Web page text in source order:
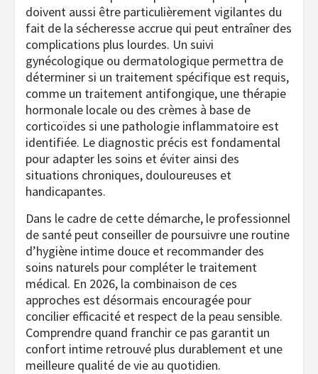
doivent aussi être particulièrement vigilantes du
fait de la sécheresse accrue qui peut entraîner des
complications plus lourdes. Un suivi
gynécologique ou dermatologique permettra de
déterminer si un traitement spécifique est requis,
comme un traitement antifongique, une thérapie
hormonale locale ou des crèmes à base de
corticoïdes si une pathologie inflammatoire est
identifiée. Le diagnostic précis est fondamental
pour adapter les soins et éviter ainsi des
situations chroniques, douloureuses et
handicapantes.
Dans le cadre de cette démarche, le professionnel
de santé peut conseiller de poursuivre une routine
d’hygiène intime douce et recommander des
soins naturels pour compléter le traitement
médical. En 2026, la combinaison de ces
approches est désormais encouragée pour
concilier efficacité et respect de la peau sensible.
Comprendre quand franchir ce pas garantit un
confort intime retrouvé plus durablement et une
meilleure qualité de vie au quotidien.